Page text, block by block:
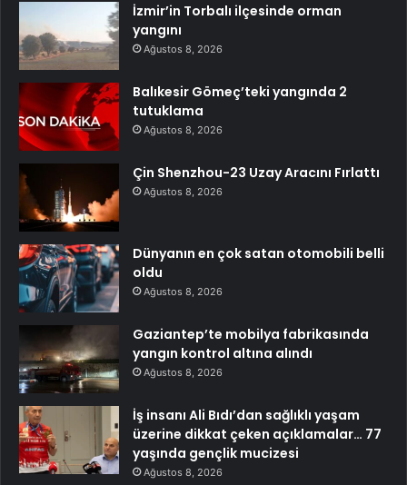
İzmir’in Torbalı ilçesinde orman
yangını
Ağustos 8, 2026
Balıkesir Gömeç’teki yangında 2
tutuklama
Ağustos 8, 2026
Çin Shenzhou-23 Uzay Aracını Fırlattı
Ağustos 8, 2026
Dünyanın en çok satan otomobili belli
oldu
Ağustos 8, 2026
Gaziantep’te mobilya fabrikasında
yangın kontrol altına alındı
Ağustos 8, 2026
İş insanı Ali Bıdı’dan sağlıklı yaşam
üzerine dikkat çeken açıklamalar… 77
yaşında gençlik mucizesi
Ağustos 8, 2026